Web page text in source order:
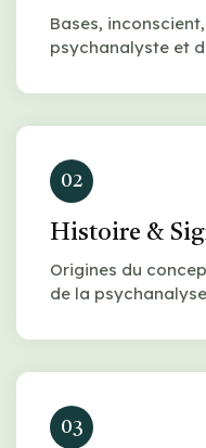
Bases,
psychanalyste et
02
Histoire &
Origines du
de la
03